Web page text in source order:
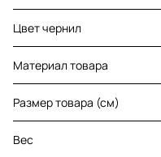
Цвет чернил
Материал товара
Размер товара (см)
Вес